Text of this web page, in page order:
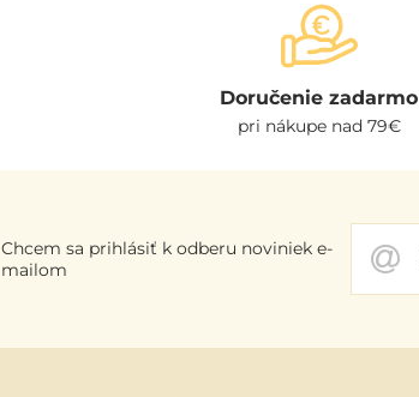
Doručenie zadarmo
pri nákupe nad 79€
Chcem sa prihlásiť k odberu noviniek e-
mailom